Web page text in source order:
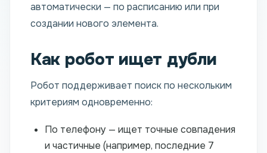
автоматически — по расписанию или при
создании нового элемента.
Как робот ищет дубли
Робот поддерживает поиск по нескольким
критериям одновременно:
По телефону — ищет точные совпадения
и частичные (например, последние 7